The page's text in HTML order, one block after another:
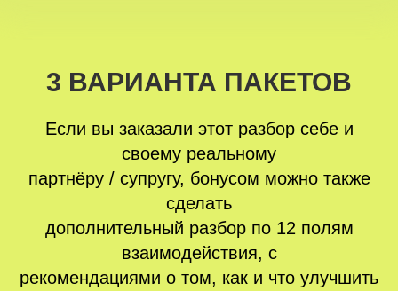
3 ВАРИАНТА ПАКЕТОВ
Если вы заказали этот разбор себе и
своему реальному
партнёру / супругу, бонусом можно также
сделать
дополнительный разбор по 12 полям
взаимодействия, с
рекомендациями о том, как и что улучшить